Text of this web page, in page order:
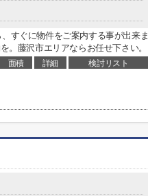
すぐに物件をご案内する事が出来ま
。藤沢市エリアならお任せ下さい。
面積 詳細 検討リスト